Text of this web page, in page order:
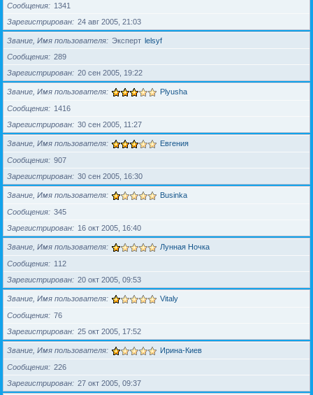
Сообщения
1341
Зарегистрирован
24 авг 2005, 21:03
Звание, Имя пользователя Эксперт lelsyf
Сообщения
289
Зарегистрирован
20 сен 2005, 19:22
Звание, Имя пользователя Plyusha
Сообщения
1416
Зарегистрирован
30 сен 2005, 11:27
Звание, Имя пользователя Евгения
Сообщения
907
Зарегистрирован
30 сен 2005, 16:30
Звание, Имя пользователя Businka
Сообщения
345
Зарегистрирован
16 окт 2005, 16:40
Звание, Имя пользователя Лунная Ночка
Сообщения
112
Зарегистрирован
20 окт 2005, 09:53
Звание, Имя пользователя Vitaly
Сообщения
76
Зарегистрирован
25 окт 2005, 17:52
Звание, Имя пользователя Ирина-Киев
Сообщения
226
Зарегистрирован
27 окт 2005, 09:37